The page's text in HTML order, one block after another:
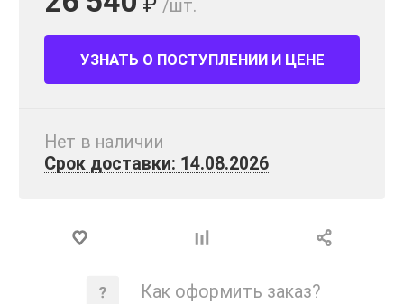
/шт.
УЗНАТЬ О ПОСТУПЛЕНИИ И ЦЕНЕ
Нет в наличии
Срок доставки: 14.08.2026
Как оформить заказ?